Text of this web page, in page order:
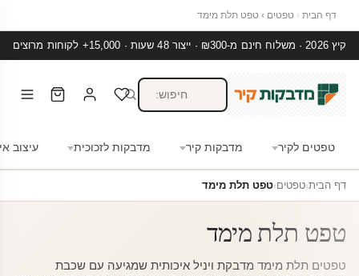
דף הבית › טפטים › טפט תלת מימד
קיץ 2026 · משלוח חינם מ-₪300 · ייצור 48 שעות · 15,000+ לקוחות מרוצים
טפטים לקיר מדבקות קיר מדבקות לזכוכית עיצוב
דף הבית›טפטים›טפט תלת מימד
טפט תלת מימד
טפטים תלת מימד מדבקת ויניל איכותית שמגיעה עם שכבת